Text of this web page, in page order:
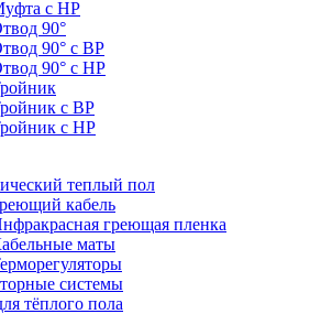
с НР
90°
90° с ВР
90° с НР
с ВР
с НР
теплый пол
кабель
греющая пленка
маты
системы
тёплого пола